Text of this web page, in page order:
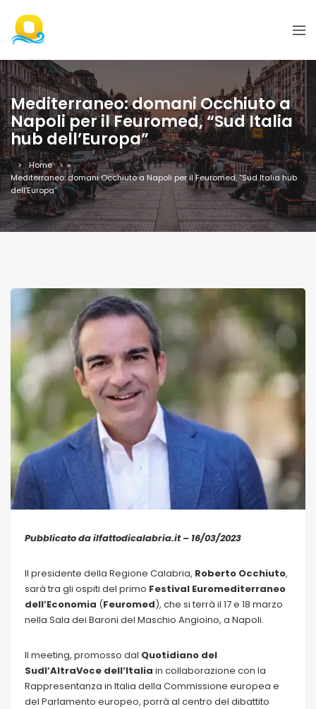
Mediterraneo: domani Occhiuto a
Napoli per il Feuromed, “Sud Italia
hub dell’Europa”
Home
»
Mediterraneo: domani Occhiuto a Napoli per il Feuromed, “Sud Italia hub
dell’Europa”
Pubblicato da ilfattodicalabria.it – 16/03/2023
Il presidente della Regione Calabria, Roberto Occhiuto,
sarà tra gli ospiti del primo Festival Euromediterraneo
dell’Economia (Feuromed), che si terrà il 17 e 18 marzo
nella Sala dei Baroni del Maschio Angioino, a Napoli.
Il meeting, promosso dal Quotidiano del
Sudl’AltraVoce dell’Italia in collaborazione con la
Rappresentanza in Italia della Commissione europea e
del Parlamento europeo, porrà al centro del dibattito